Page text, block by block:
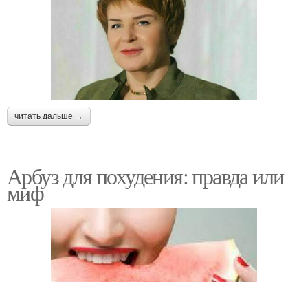
читать дальше →
Арбуз для похудения: правда или
миф